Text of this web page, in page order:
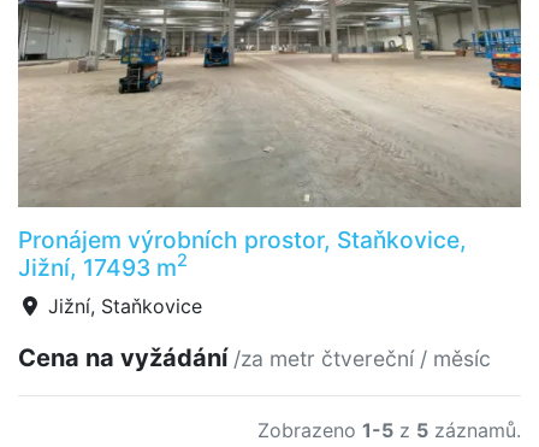
Pronájem výrobních prostor, Staňkovice,
Jižní, 17493 m2
Jižní, Staňkovice
Cena na vyžádání /za metr čtvereční / měsíc
Zobrazeno 1-5 z 5 záznamů.